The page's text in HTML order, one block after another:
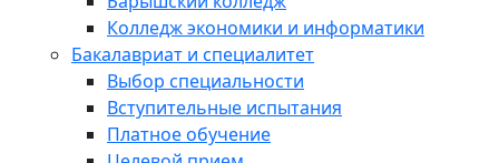
Колледж экономики и информатики
Бакалавриат и специалитет
Выбор специальности
Вступительные испытания
Платное обучение